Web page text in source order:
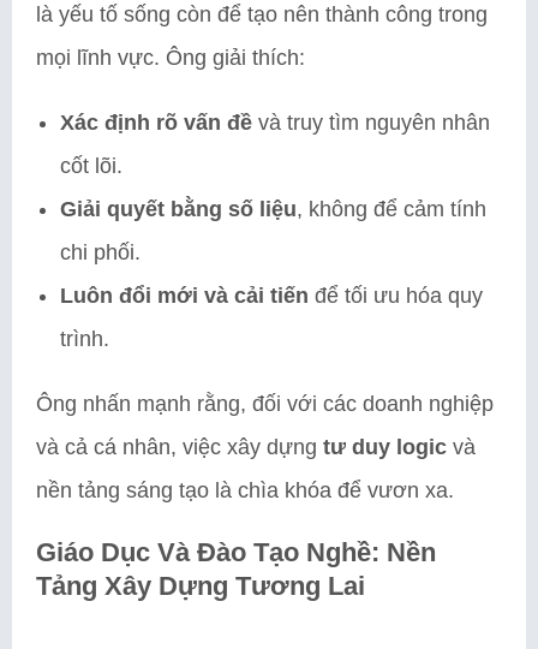
là yếu tố sống còn để tạo nên thành công trong
mọi lĩnh vực. Ông giải thích:
Xác định rõ vấn đề và truy tìm nguyên nhân
cốt lõi.
Giải quyết bằng số liệu, không để cảm tính
chi phối.
Luôn đổi mới và cải tiến để tối ưu hóa quy
trình.
Ông nhấn mạnh rằng, đối với các doanh nghiệp
và cả cá nhân, việc xây dựng tư duy logic và
nền tảng sáng tạo là chìa khóa để vươn xa.
Giáo Dục Và Đào Tạo Nghề: Nền
Tảng Xây Dựng Tương Lai